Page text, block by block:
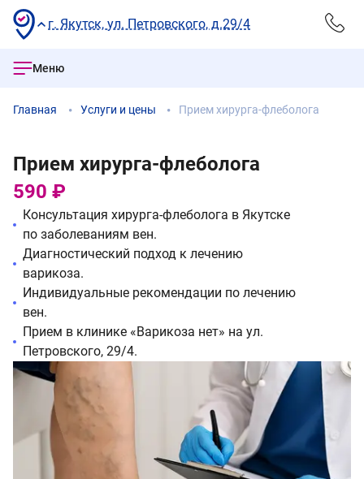
г. Якутск, ул. Петровского, д.29/4
Меню
Главная Услуги и цены Прием хирурга-флеболога
Прием хирурга-флеболога
590 ₽
Консультация хирурга-флеболога в Якутске
по заболеваниям вен.
Диагностический подход к лечению
варикоза.
Индивидуальные рекомендации по лечению
вен.
Прием в клинике «Варикоза нет» на ул.
Петровского, 29/4.